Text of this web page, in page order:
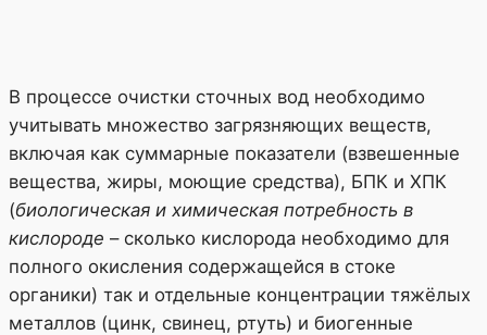
В процессе очистки сточных вод необходимо
учитывать множество загрязняющих веществ,
включая как суммарные показатели (взвешенные
вещества, жиры, моющие средства), БПК и ХПК
(биологическая и химическая потребность в
кислороде – сколько кислорода необходимо для
полного окисления содержащейся в стоке
органики) так и отдельные концентрации тяжёлых
металлов (цинк, свинец, ртуть) и биогенные